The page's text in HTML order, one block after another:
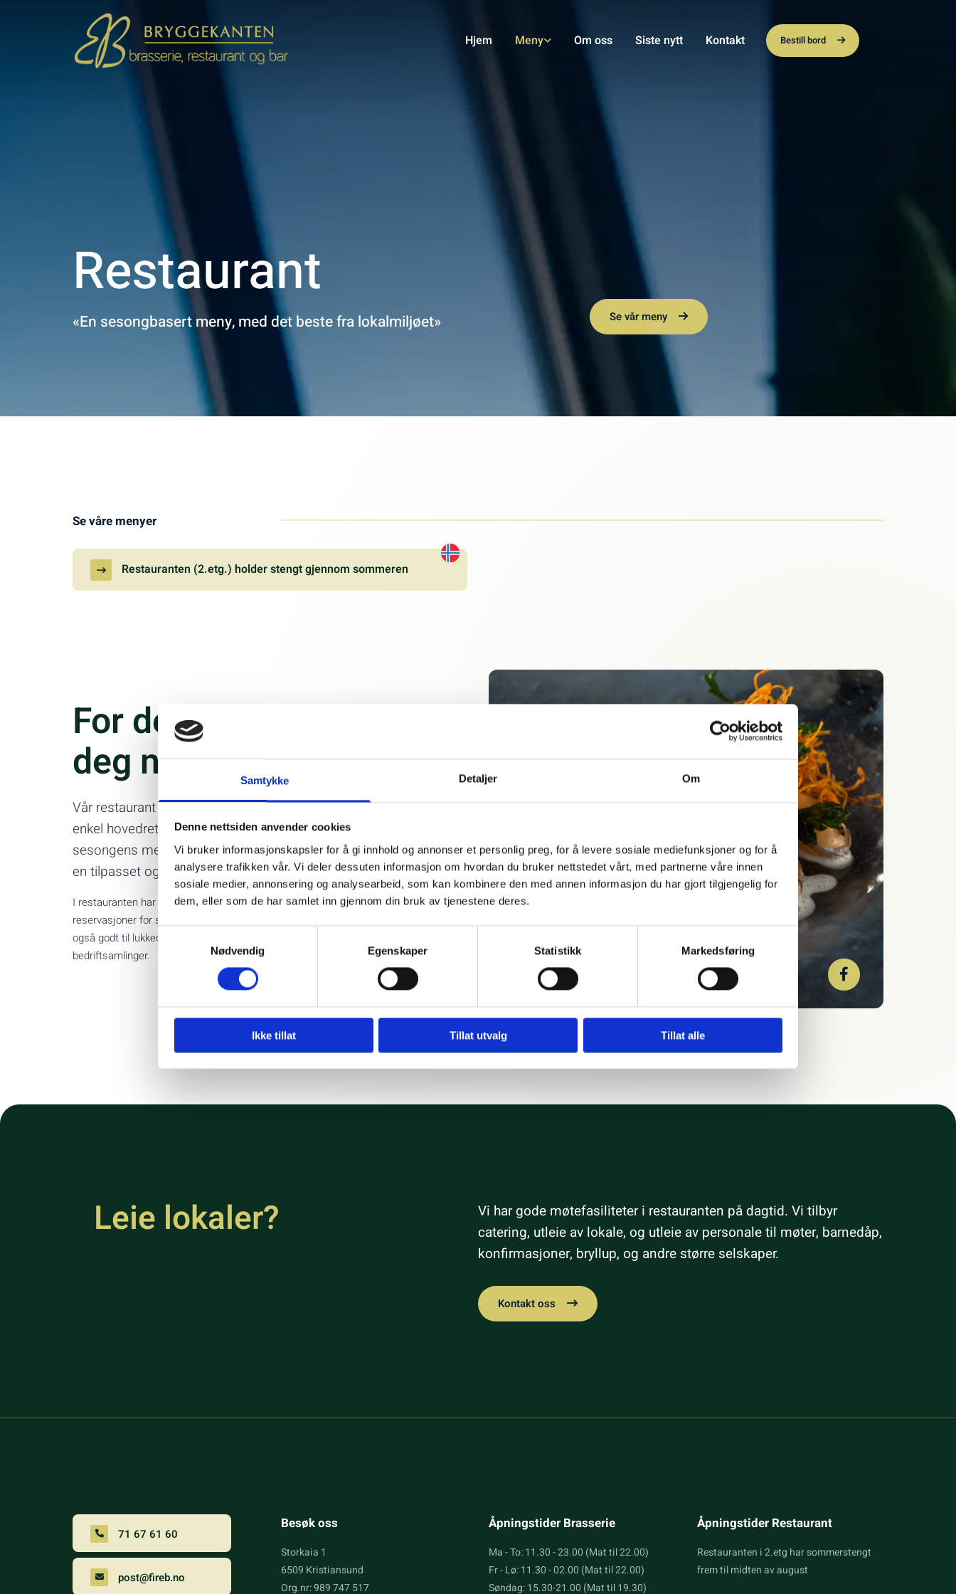
Samtykke Detaljer Om
Denne nettsiden anvender cookies
Vi bruker informasjonskapsler for å gi innhold og annonser et personlig preg, for å levere sosiale mediefunksjoner og for å
analysere trafikken vår. Vi deler dessuten informasjon om hvordan du bruker nettstedet vårt, med partnerne våre innen
sosiale medier, annonsering og analysearbeid, som kan kombinere den med annen informasjon du har gjort tilgjengelig for
dem, eller som de har samlet inn gjennom din bruk av tjenestene deres.
Samtykkevalg
Nødvendig
Egenskaper Statistikk Markedsføring
Ikke tillat Tillat utvalg Tillat alle
Hjem Meny Om oss Siste nytt Kontakt Bestill bord
Restaurant
«En sesongbasert meny, med det beste fra lokalmiljøet» Se vår meny
Se våre menyer
Restauranten (2.etg.) holder stengt gjennom sommeren
For deg som vil sette
deg ned og nyte
Vår restaurant i 2. Etasje er stedet for deg som vil nyte en
enkel hovedrett, forrett eller dessert, eller la deg forføre av
sesongens meny på inntil 6 retter. Gjerne akkompagnert av
en tilpasset og spennende vinmeny.
I restauranten har vi sitteplasser til 62 gjester. Vi tar gjerne i mot
reservasjoner for større grupper for lunsj. Lokalet har heis og egner seg
også godt til lukkede selskap som jubileum, minnesamvær, dåp eller
bedriftsamlinger.
Leie lokaler?
Vi har gode møtefasiliteter i restauranten på dagtid. Vi tilbyr
catering, utleie av lokale, og utleie av personale til møter, barnedåp,
konfirmasjoner, bryllup, og andre større selskaper.
Kontakt oss
71 67 61 60
post@fireb.no
Besøk oss
Storkaia 1
6509 Kristiansund
Org.nr: 989 747 517
Åpningstider Brasserie
Ma - To: 11.30 - 23.00 (Mat til 22.00)
Fr - Lø: 11.30 - 02.00 (Mat til 22.00)
Søndag: 15.30-21.00 (Mat til 19.30)
Åpningstider Restaurant
Restauranten i 2.etg har sommerstengt
frem til midten av august